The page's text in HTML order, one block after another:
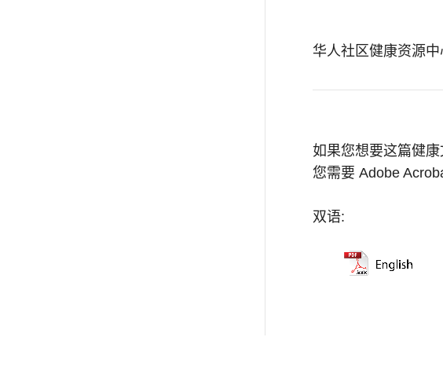
华人社区健康资源
如果您想要这篇健
您需要 Adobe
双语: